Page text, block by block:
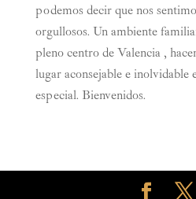
podemos decir que nos
orgullosos. Un ambiente
pleno centro de Valencia ,
lugar aconsejable e inolvidable
especial. Bienvenidos.